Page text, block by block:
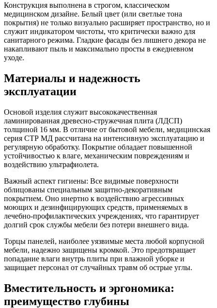
Конструкция выполнена в строгом, классическом
медицинском дизайне. Белый цвет (или светлые тона
покрытия) не только визуально расширяет пространство, но и
служит индикатором чистоты, что критически важно для
санитарного режима. Гладкие фасады без лишнего декора не
накапливают пыль и максимально просты в ежедневном
уходе.
Материалы и надежность
эксплуатации
Основой изделия служит высококачественная
ламинированная древесно-стружечная плита (ЛДСП)
толщиной 16 мм. В отличие от бытовой мебели, медицинская
серия СТР МД рассчитана на интенсивную эксплуатацию и
регулярную обработку. Покрытие обладает повышенной
устойчивостью к влаге, механическим повреждениям и
воздействию ультрафиолета.
Важный аспект гигиены: Все видимые поверхности
облицованы специальным защитно-декоративным
покрытием. Оно инертно к воздействию агрессивных
моющих и дезинфицирующих средств, применяемых в
лечебно-профилактических учреждениях, что гарантирует
долгий срок службы мебели без потери внешнего вида.
Торцы панелей, наиболее уязвимые места любой корпусной
мебели, надежно защищены кромкой. Это предотвращает
попадание влаги внутрь плиты при влажной уборке и
защищает персонал от случайных травм об острые углы.
Вместительность и эргономика:
преимущество глубины